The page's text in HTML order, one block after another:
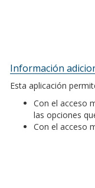
Información
Esta aplicación
Con el acceso
las opciones
Con el acceso